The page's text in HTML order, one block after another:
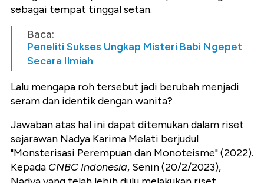
sebagai tempat tinggal setan.
Baca:
Peneliti Sukses Ungkap Misteri Babi Ngepet
Secara Ilmiah
Lalu mengapa roh tersebut jadi berubah menjadi
seram dan identik dengan wanita?
Jawaban atas hal ini dapat ditemukan dalam riset
sejarawan Nadya Karima Melati berjudul
"Monsterisasi Perempuan dan Monoteisme" (2022).
Kepada CNBC Indonesia, Senin (20/2/2023),